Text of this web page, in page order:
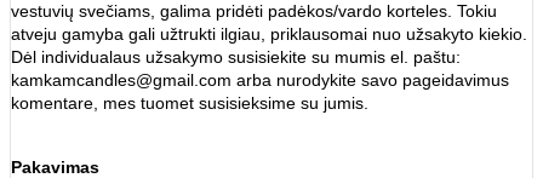
vestuvių svečiams, galima pridėti padėkos/vardo korteles. Tokiu
atveju gamyba gali užtrukti ilgiau, priklausomai nuo užsakyto kiekio.
Dėl individualaus užsakymo susisiekite su mumis el. paštu:
kamkamcandles@gmail.com arba nurodykite savo pageidavimus
komentare, mes tuomet susisieksime su jumis.
Pakavimas